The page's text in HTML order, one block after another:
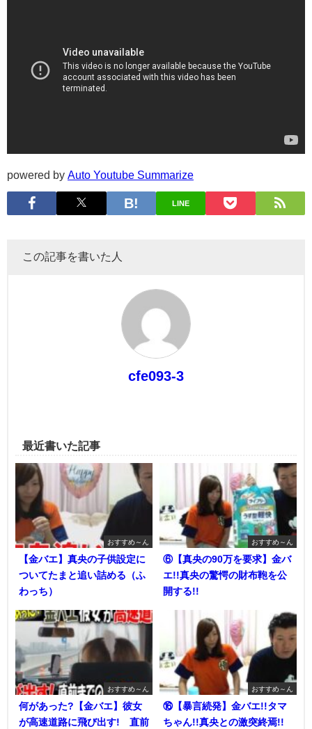
powered by Auto Youtube Summarize
LINE
この記事を書いた人
cfe093-3
最近書いた記事
おすすめ～ん
【金バエ】真央の子供設定に
ついてたまと追い詰める（ふ
わっち）
おすすめ～ん
⑥【真央の90万を要求】金バ
エ!!真央の驚愕の財布鞄を公
開する!!
おすすめ～ん
何があった?【金バエ】彼女
が高速道路に飛び出す! 直前
おすすめ～ん
⑯【暴言続発】金バエ!!タマ
ちゃん!!真央との激突終焉!!